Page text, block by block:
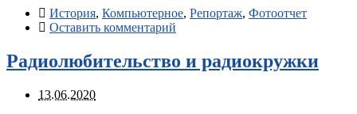
История, Компьютерное, Репортаж, Фотоотчет
Оставить комментарий
Радиолюбительство и радиокружки
13.06.2020